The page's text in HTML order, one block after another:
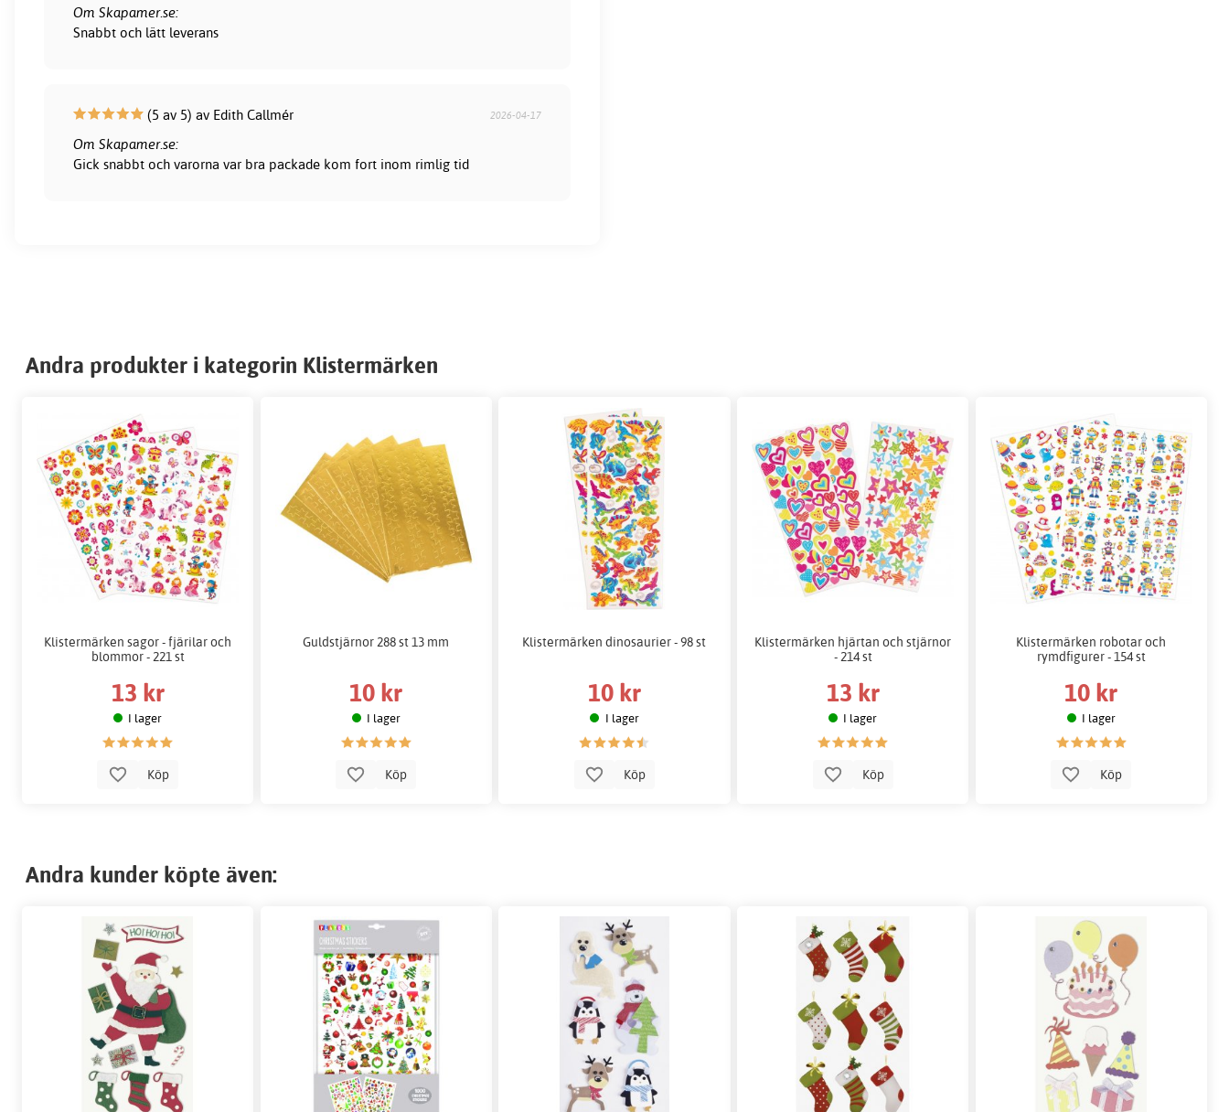
Om Skapamer.se:
Snabbt och lätt leverans
(5 av 5) av Edith Callmér 2026-04-17
Om Skapamer.se:
Gick snabbt och varorna var bra packade kom fort inom rimlig tid
Andra produkter i kategorin Klistermärken
Klistermärken sagor - fjärilar och
blommor - 221 st
13 kr
I lager
Köp
Guldstjärnor 288 st 13 mm
10 kr
I lager
Köp
Klistermärken dinosaurier - 98 st
10 kr
I lager
Köp
Klistermärken hjärtan och stjärnor
- 214 st
13 kr
I lager
Köp
Klistermärken robotar och
rymdfigurer - 154 st
10 kr
I lager
Köp
Andra kunder köpte även: